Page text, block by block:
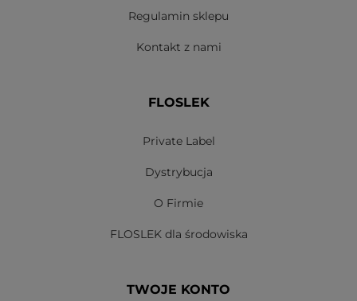
Regulamin sklepu
Kontakt z nami
FLOSLEK
Private Label
Dystrybucja
O Firmie
FLOSLEK dla środowiska
TWOJE KONTO